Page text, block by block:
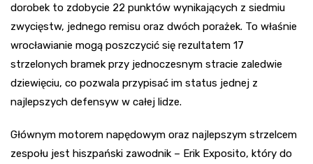
dorobek to zdobycie 22 punktów wynikających z siedmiu
zwycięstw, jednego remisu oraz dwóch porażek. To właśnie
wrocławianie mogą poszczycić się rezultatem 17
strzelonych bramek przy jednoczesnym stracie zaledwie
dziewięciu, co pozwala przypisać im status jednej z
najlepszych defensyw w całej lidze.
Głównym motorem napędowym oraz najlepszym strzelcem
zespołu jest hiszpański zawodnik – Erik Exposito, który do